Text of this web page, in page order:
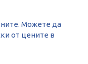
Можете да
от цените в